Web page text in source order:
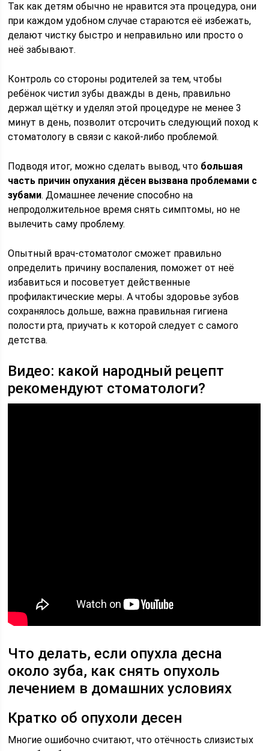
Так как детям обычно не нравится эта процедура, они
при каждом удобном случае стараются её избежать,
делают чистку быстро и неправильно или просто о
неё забывают.
Контроль со стороны родителей за тем, чтобы
ребёнок чистил зубы дважды в день, правильно
держал щётку и уделял этой процедуре не менее 3
минут в день, позволит отсрочить следующий поход к
стоматологу в связи с какой-либо проблемой.
Подводя итог, можно сделать вывод, что большая
часть причин опухания дёсен вызвана проблемами с
зубами. Домашнее лечение способно на
непродолжительное время снять симптомы, но не
вылечить саму проблему.
Опытный врач-стоматолог сможет правильно
определить причину воспаления, поможет от неё
избавиться и посоветует действенные
профилактические меры. А чтобы здоровье зубов
сохранялось дольше, важна правильная гигиена
полости рта, приучать к которой следует с самого
детства.
Видео: какой народный рецепт
рекомендуют стоматологи?
Что делать, если опухла десна
около зуба, как снять опухоль
лечением в домашних условиях
Кратко об опухоли десен
Многие ошибочно считают, что отёчность слизистых